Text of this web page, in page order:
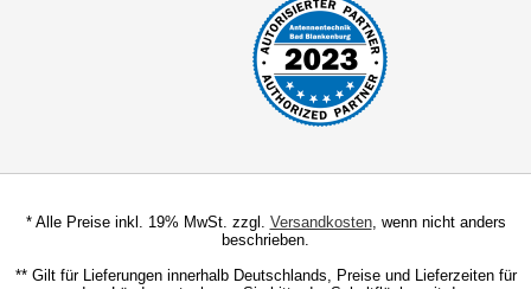
Lautsprecherkabel
Lautsprecherringe
Lenkradadapter
* Alle Preise inkl. 19% MwSt. zzgl. Versandkosten, wenn nicht anders
beschrieben.
** Gilt für Lieferungen innerhalb Deutschlands, Preise und Lieferzeiten für